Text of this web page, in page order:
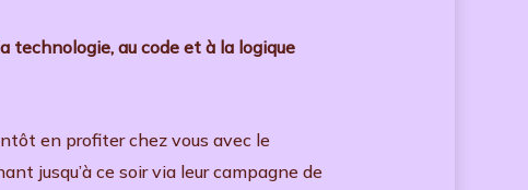
technologie, au code et à la logique
en profiter chez vous avec le
jusqu’à ce soir via leur campagne de